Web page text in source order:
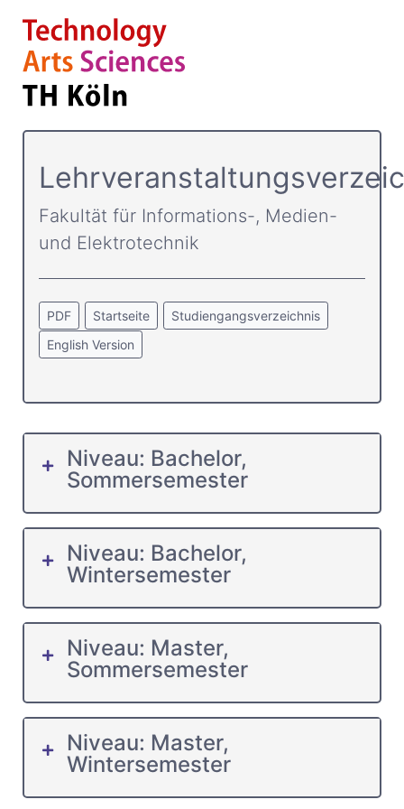
Fakultät für Informations-, Medien-
und Elektrotechnik
PDF Startseite
Studiengangsverzeichnis
English Version
Niveau: Bachelor,
Sommersemester
Niveau: Bachelor,
Wintersemester
Niveau: Master,
Sommersemester
Niveau: Master,
Wintersemester